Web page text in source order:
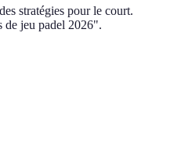
stratégies pour le court.
de jeu padel 2026".